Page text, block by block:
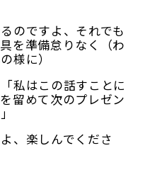
のですよ、それでも
を準備怠りなく（わ
様に）
私はこの話すことに
留めて次のプレゼン
、楽しんでくださ